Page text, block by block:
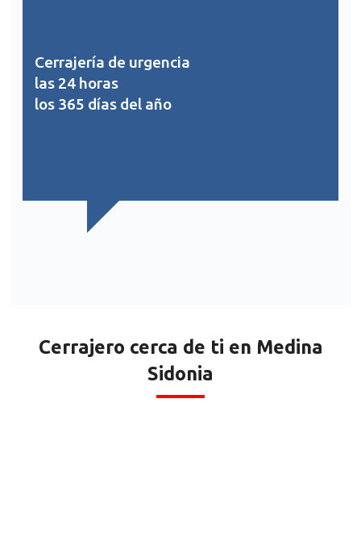
Cerrajería de urgencia
las 24 horas
los 365 días del año
Cerrajero cerca de ti en Medina
Sidonia